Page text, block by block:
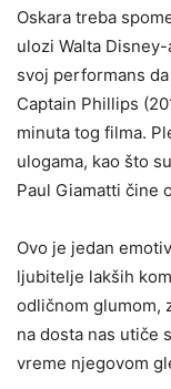
Oskara treba
ulozi Walta
svoj performans
Captain Phillips
minuta tog filma.
ulogama, kao što
Paul Giamatti čine
Ovo je jedan
ljubitelje lakših
odličnom glumom,
na dosta nas utiče
vreme njegovom